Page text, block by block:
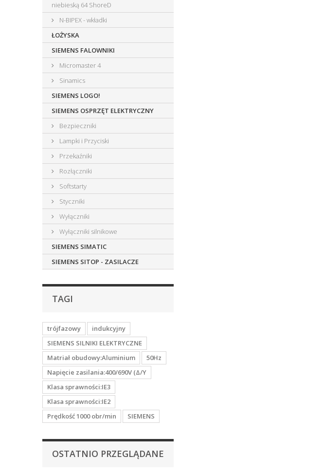
niebieską 64 ShoreD
N-BIPEX - wkładki
ŁOŻYSKA
SIEMENS FALOWNIKI
Micromaster 4
Sinamics
SIEMENS LOGO!
SIEMENS OSPRZĘT ELEKTRYCZNY
Bezpieczniki
Lampki i Przyciski
Przekaźniki
Rozłączniki
Softstarty
Styczniki
Wyłączniki
Wyłączniki silnikowe
SIEMENS SIMATIC
SIEMENS SITOP - ZASILACZE
TAGI
trójfazowy
indukcyjny
SIEMENS SILNIKI ELEKTRYCZNE
Matriał obudowy:Aluminium
50Hz
Napięcie zasilania:400/690V (Δ/Y
Klasa sprawności:IE3
Klasa sprawności:IE2
Prędkość 1000 obr/min
SIEMENS
OSTATNIO PRZEGLĄDANE